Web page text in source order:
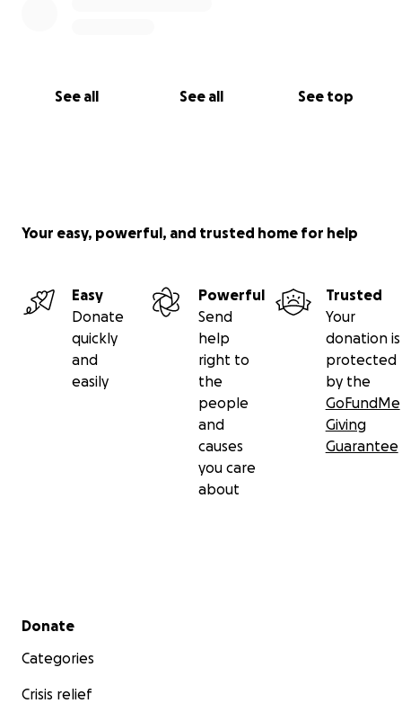
See all See all See top
Your easy, powerful, and trusted home for help
Easy
Donate
quickly
and
easily
Powerful
Send
help
right to
the
people
and
causes
you care
about
Trusted
Your
donation is
protected
by the
GoFundMe
Giving
Guarantee
Secondary menu
Donate
Categories
Crisis relief